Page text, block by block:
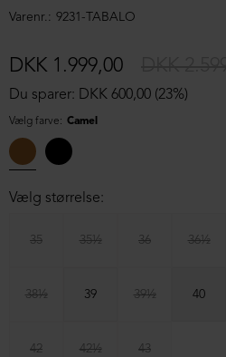
Varenr. 9231-TABALO
Du sparer: DKK 600,00 (23%)
DKK 1.999,00
Vælg farve: Camel
Vælg størrelse:
35 35½ 36 36½
38½ 39 39½ 40
42 42½ 43